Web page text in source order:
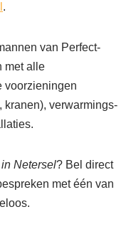
.
van Perfect-
met alle
voorzieningen
kranen), verwarmings-
Netersel? Bel direct
met één van